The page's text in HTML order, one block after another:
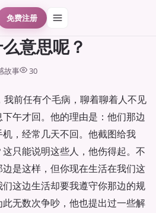
免费注册
意思呢？
故事 30
前任有个毛病，聊着聊着人不见
午才回。他的理由是：他们那边
，经常几天不回。他截图给我
只能说明这些人，他伤得起。不
是这样，但你现在生活在我们这
这边生活却要我遵守你那边的规
无数次争吵，他也提出过一些解